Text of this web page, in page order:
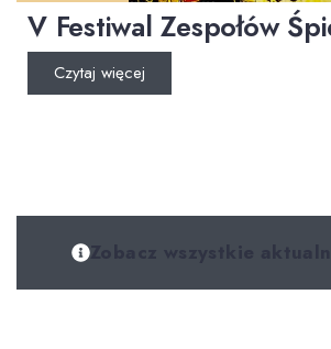
V Festiwal Zespołów
Czytaj więcej